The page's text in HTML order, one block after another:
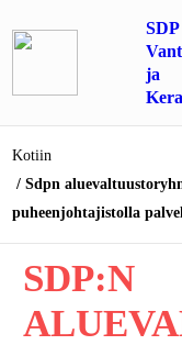
sisältöön
SDP
ja
Kotiin
Sdpn
puheenjohtajistolla
SDP:N